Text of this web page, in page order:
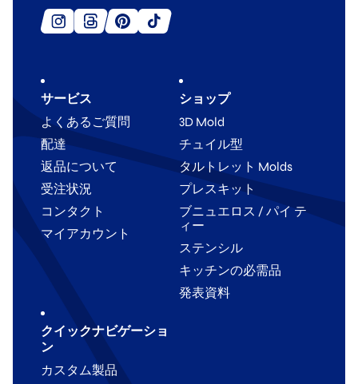
サービス
よくあるご質問
配達
返品について
受注状況
コンタクト
マイアカウント
ショップ
3D Mold
チュイル型
タルトレット Molds
プレスキット
ブニュエロス / パイ テ
ィー
ステンシル
キッチンの必需品
発表資料
クイックナビゲーショ
ン
カスタム製品